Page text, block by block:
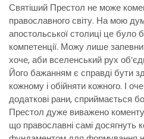
Святіший Престол не може
православного світу. На мою
апостольської столиці це було
компетенції. Можу лише
хоче, аби вселенський рух
Його бажанням є справді бути
кожному і обійняти кожного. І
додаткові рани, сприймається
Престол дуже виважено
що православні самі досягнуть